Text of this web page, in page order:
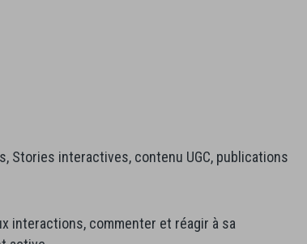
Stories interactives, contenu UGC, publications
interactions, commenter et réagir à sa